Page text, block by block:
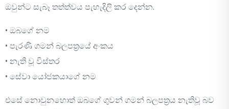
ඔවුන්ට සැබෑ තත්ත්වය පැහැදිලි කර දෙන්න.
• ඔබගේ නම
• පැරණි ගමන් බලපත්‍රයේ අංකය
• නැති වූ විස්තර
• සේවා යෝජකයාගේ නම
එසේ නොවුනහොත් ඔබගේ ගුවන් ගමන් බලපත්‍රය නැතිවූ බව